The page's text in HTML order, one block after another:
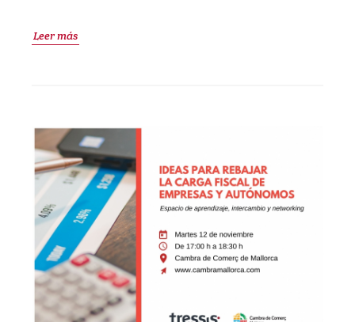
Leer más